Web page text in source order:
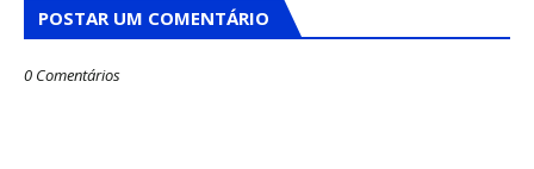
POSTAR UM COMENTÁRIO
0 Comentários